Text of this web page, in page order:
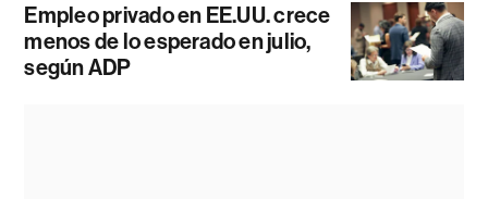
Empleo privado en EE.UU. crece
menos de lo esperado en julio,
según ADP